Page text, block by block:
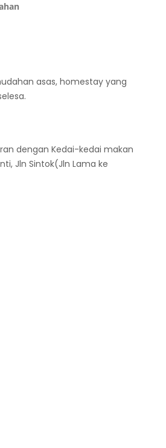
asas, homestay yang
dengan Kedai-kedai makan
Jln Sintok(Jln Lama ke